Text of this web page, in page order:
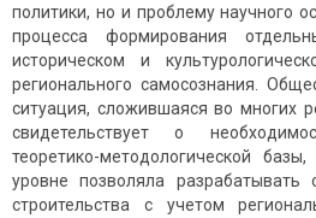
политики, но и проблему научного
процесса формирования
историческом и
регионального самосознания.
ситуация, сложившаяся во многих
свидетельствует о
теоретико-методологической
уровне позволяла разрабатывать
строительства с учетом